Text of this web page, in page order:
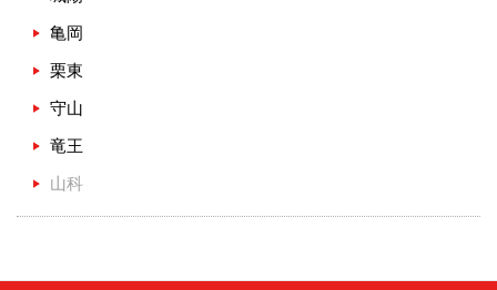
亀岡
栗東
守山
竜王
山科